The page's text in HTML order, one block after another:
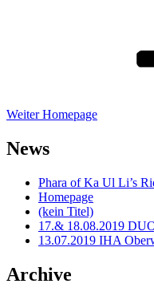
Weiter Homepage
News
Phara of Ka Ul Li’s
Homepage
(kein Titel)
17.& 18.08.2019
13.07.2019 IHA
Archive